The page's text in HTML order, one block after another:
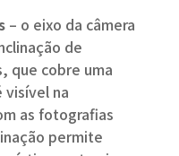
– o eixo da câmera
de
que cobre uma
visível na
as fotografias
permite